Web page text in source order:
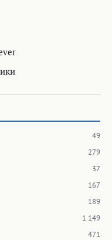
49
279
37
167
189
1 149
471